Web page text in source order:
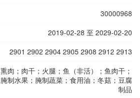
30000968
2019-02-28 至 2029-02-20
2901 2902 2904 2905 2908 2912 2913
熏肉；肉干；火腿；鱼（非活）；鱼肉干；
腌制水果；腌制蔬菜；食用油；冬菇；豆腐
制品